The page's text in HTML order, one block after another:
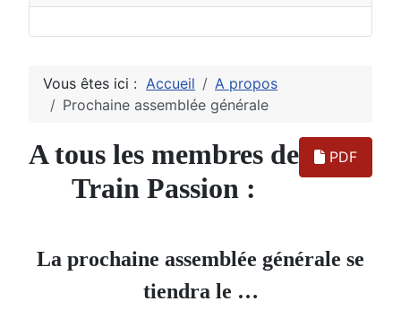
Vous êtes ici : Accueil
A propos
Prochaine assemblée générale
PDF
A tous les membres de
Train Passion :
La prochaine assemblée générale se
tiendra le …